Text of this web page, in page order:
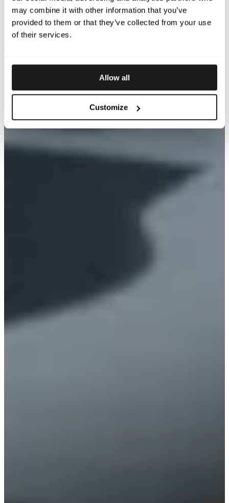
may combine it with other information that you’ve
provided to them or that they’ve collected from your use
of their services.
Allow all
Customize